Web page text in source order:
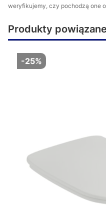
weryfikujemy, czy pochodzą one
Produkty powiązane
-25%